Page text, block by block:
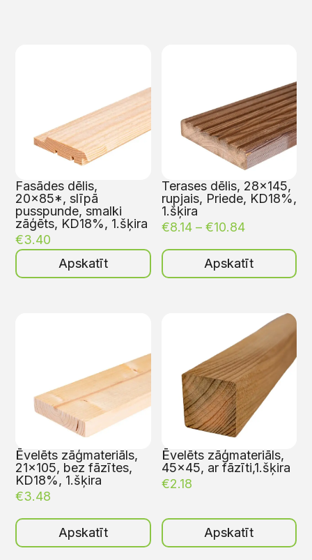
Fasādes dēlis,
20×85*, slīpā
pusspunde, smalki
zāģēts, KD18%, 1.šķira
€3.40
Apskatīt
Terases dēlis, 28×145,
rupjais, Priede, KD18%,
1.šķira
€8.14 – €10.84
Apskatīt
Ēvelēts zāģmateriāls,
21×105, bez fāzītes,
KD18%, 1.šķira
€3.48
Apskatīt
Ēvelēts zāģmateriāls,
45×45, ar fāzīti,1.šķira
€2.18
Apskatīt